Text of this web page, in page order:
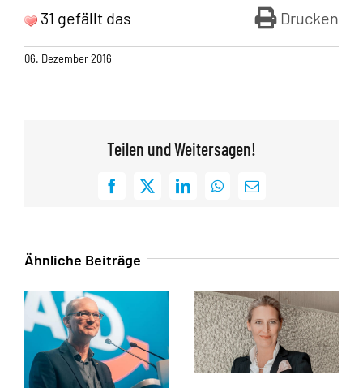
Drucken
31 gefällt das
06. Dezember 2016
Teilen und Weitersagen!
Facebook
X LinkedInWhatsApp
E-
Ähnliche Beiträge